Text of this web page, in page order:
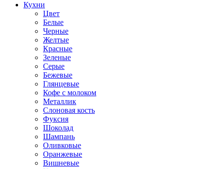
Кухни
Цвет
Белые
Черные
Желтые
Красные
Зеленые
Серые
Бежевые
Глянцевые
Кофе с молоком
Металлик
Слоновая кость
Фуксия
Шоколад
Шампань
Оливковые
Оранжевые
Вишневые